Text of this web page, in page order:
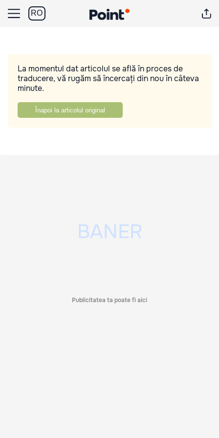
RO
La momentul dat articolul se află în proces de
traducere, vă rugăm să încercați din nou în câteva
minute.
Înapoi la articolul original
Publicitatea ta poate fi aici